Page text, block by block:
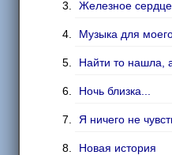
Железное сердце
Музыка для
Найти то нашла,
Ночь близка...
Я ничего не
Новая история